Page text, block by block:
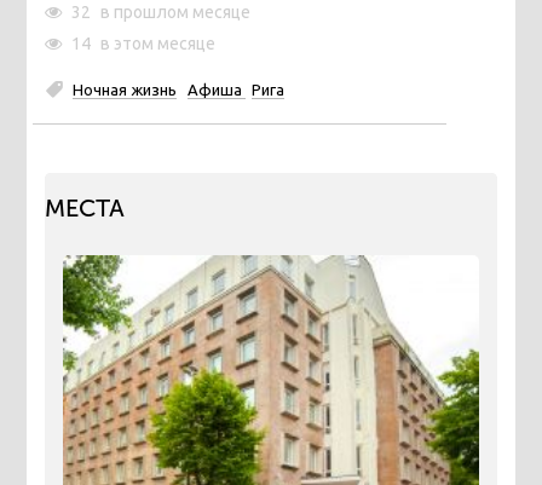
32
в прошлом месяце
14 в этом месяце
Ночная жизнь Афиша Рига
МЕСТА